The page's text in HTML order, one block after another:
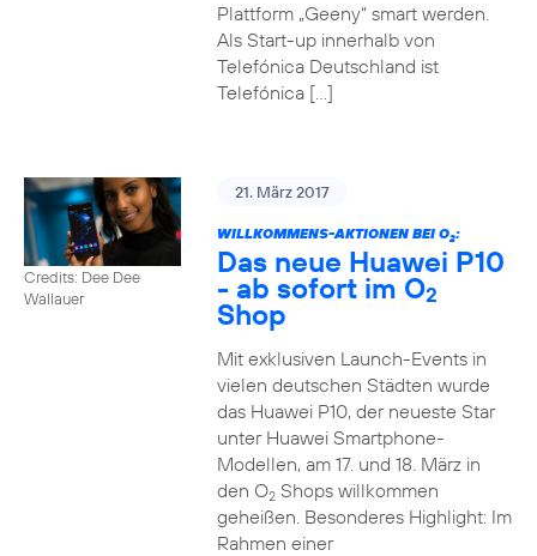
Plattform „Geeny“ smart werden.
Als Start-up innerhalb von
Telefónica Deutschland ist
Telefónica […]
Credits: Dee Dee
Wallauer
21. März 2017
WILLKOMMENS-AKTIONEN BEI O2:
Das neue Huawei P10
- ab sofort im O2
Shop
Mit exklusiven Launch-Events in
vielen deutschen Städten wurde
das Huawei P10, der neueste Star
unter Huawei Smartphone-
Modellen, am 17. und 18. März in
den O2Shops willkommen
geheißen. Besonderes Highlight: Im
Rahmen einer